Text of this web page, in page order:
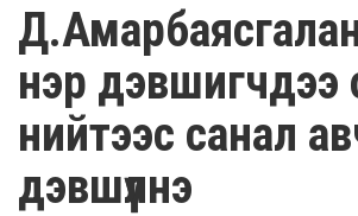
нэр дэвшигчдээ
нийтээс санал
дэвшүүлнэ